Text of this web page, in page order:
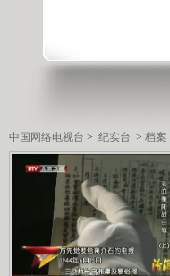
中国网络电视台 > 纪实台 > 档案